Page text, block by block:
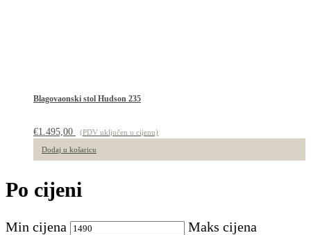
Blagovaonski stol Hudson 235
€1.495,00 (PDV uključen u cijenu)
Dodaj u košaricu
Po cijeni
Min cijena Maks cijena